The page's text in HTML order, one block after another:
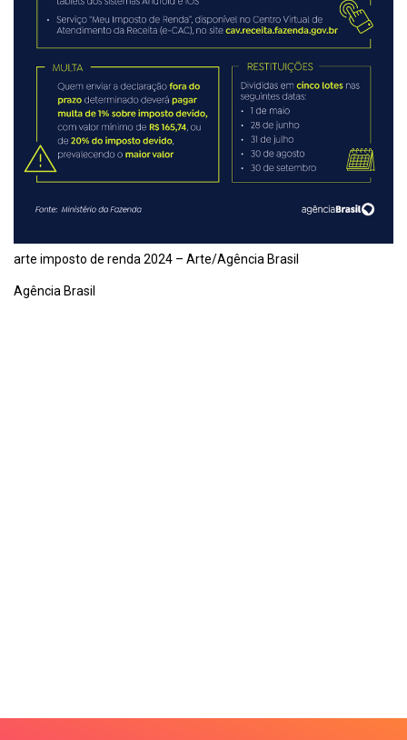
arte imposto de renda 2024 – Arte/Agência Brasil
Agência Brasil